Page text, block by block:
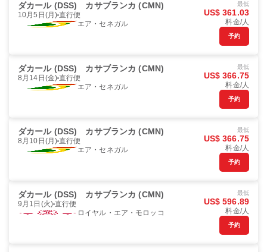
ダカール (DSS) カサブランカ (CMN)
10月5日(月) 直行便
エア・セネガル
最低
US$ 361.03
料金/人
予約
ダカール (DSS) カサブランカ (CMN)
8月14日(金) 直行便
エア・セネガル
最低
US$ 366.75
料金/人
予約
ダカール (DSS) カサブランカ (CMN)
8月10日(月) 直行便
エア・セネガル
最低
US$ 366.75
料金/人
予約
ダカール (DSS) カサブランカ (CMN)
9月1日(火) 直行便
ロイヤル・エア・モロッコ
最低
US$ 596.89
料金/人
予約